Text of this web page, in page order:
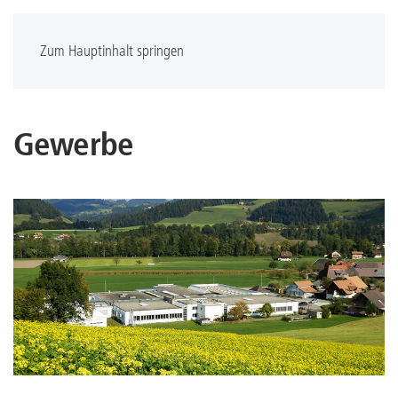
Zum Hauptinhalt springen
Gewerbe